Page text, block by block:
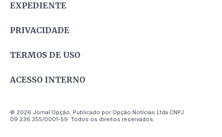
EXPEDIENTE
PRIVACIDADE
TERMOS DE USO
ACESSO INTERNO
© 2026 Jornal Opção. Publicado por Opção Notícias Ltda CNPJ
09.236.355/0001-59. Todos os direitos reservados.